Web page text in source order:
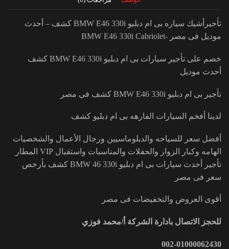
تأجيرأشيك سياره بى ام دبليو BMW E46 330i كشف – أحدث
موديل فى مصر -BMW E46 330i Cabriolet
خصم على تأجير سيارات بى ام دبليو BMW E46 330i كشف
أحدث موديل
تأجير بى ام دبليو BMW E46 330i كشف فى مصر
لدينا أفخم السيارات الفارهه بى ام دبليو كشف
أفضل سعر للسياحه والدبلوماسيين ورجال الأعمال والشخصيات
الهامه وكبار الزوار والحفلات والمناسبات واستقبال VIP المطار
تأجير أحدث سيارات بى ام دبليو BMW 46 330i كشف بأرخص
سعر فى مصر
أقوى العروض والتخفيضات فى مصر
للحجز الاتصال بادارة الشركة أ/محمد فوزي
002-01000062430